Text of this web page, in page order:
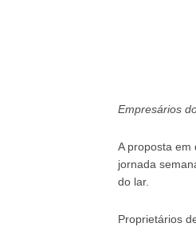
Empresários
A proposta em
jornada
do lar.
Proprietários